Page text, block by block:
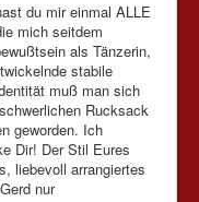
du mir einmal ALLE
mich seitdem
als Tänzerin,
stabile
muß man sich
Rucksack
geworden. Ich
Dir! Der Stil Eures
liebevoll arrangiertes
nur